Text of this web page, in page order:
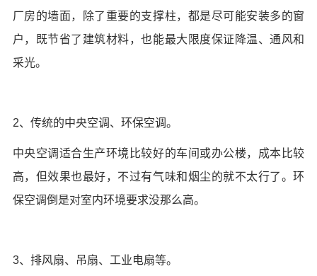
厂房的墙面，除了重要的支撑柱，都是尽可能安装多的窗
户，既节省了建筑材料，也能最大限度保证降温、通风和
采光。
2、传统的中央空调、环保空调。
中央空调适合生产环境比较好的车间或办公楼，成本比较
高，但效果也最好，不过有气味和烟尘的就不太行了。环
保空调倒是对室内环境要求没那么高。
3、排风扇、吊扇、工业电扇等。